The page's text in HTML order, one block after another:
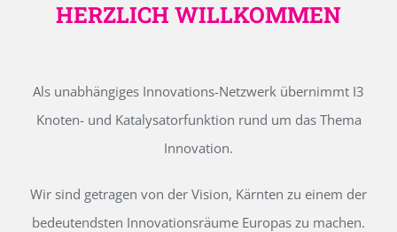
HERZLICH WILLKOMMEN
Als unabhängiges Innovations-Netzwerk übernimmt I3
Knoten- und Katalysatorfunktion rund um das Thema
Innovation.
Wir sind getragen von der Vision, Kärnten zu einem der
bedeutendsten Innovationsräume Europas zu machen.